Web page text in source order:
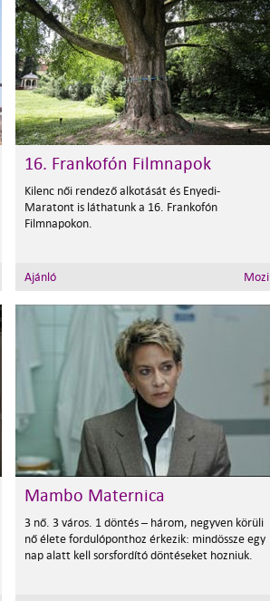
16. Frankofón Filmnapok
Kilenc női rendező alkotását és Enyedi-
Maratont is láthatunk a 16. Frankofón
Filmnapokon.
Ajánló Mozi
Mambo Maternica
3 nő. 3 város. 1 döntés – három, negyven körüli
nő élete fordulóponthoz érkezik: mindössze egy
nap alatt kell sorsfordító döntéseket hozniuk.